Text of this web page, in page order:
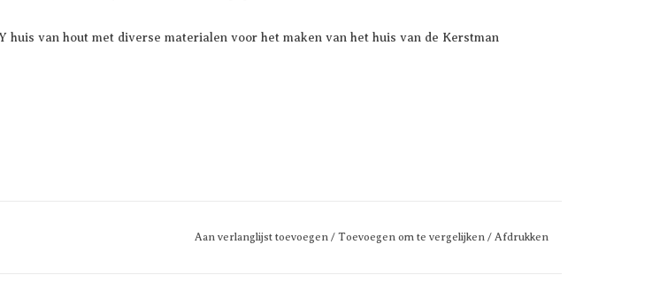
huis van hout met diverse materialen voor het maken van het huis van de Kerstman
Aan verlanglijst toevoegen / Toevoegen om te vergelijken / Afdrukken